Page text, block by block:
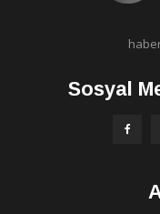
Sosyal